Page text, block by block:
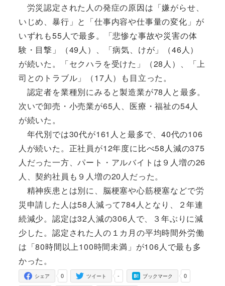
労災認定された人の発症の原因は「嫌がらせ、
いじめ、暴行」と「仕事内容や仕事量の変化」が
いずれも55人で最多。「悲惨な事故や災害の体
験・目撃」（49人）、「病気、けが」（46人）
が続いた。「セクハラを受けた」（28人）、「上
司とのトラブル」（17人）も目立った。
認定者を業種別にみると製造業が78人と最多。
次いで卸売・小売業が65人、医療・福祉の54人
が続いた。
年代別では30代が161人と最多で、40代の106
人が続いた。正社員が12年度に比べ58人減の375
人だった一方、パート・アルバイトは９人増の26
人、契約社員も９人増の20人だった。
精神疾患とは別に、脳梗塞や心筋梗塞などで労
災申請した人は58人減って784人となり、２年連
続減少。認定は32人減の306人で、３年ぶりに減
少した。認定された人の１カ月の平均時間外労働
は「80時間以上100時間未満」が106人で最も多
かった。
0
シェア -
ツイート 0
ブックマーク